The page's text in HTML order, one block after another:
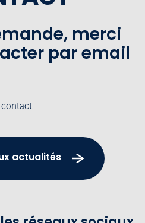
merci
par email
actualités